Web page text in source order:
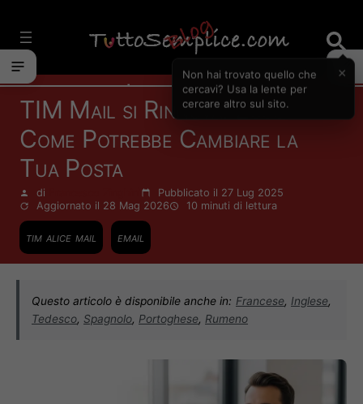
contenuto
Informatica
TIM Mail si Rinnova: Ecco
Come Potrebbe Cambiare la
Tua Posta
di
Pubblicato il 27 Lug 2025
Aggiornato il 28 Mag 2026
10 minuti di lettura
tim alice mail email
Questo articolo è disponibile anche in: Francese, Inglese,
Tedesco, Spagnolo, Portoghese, Rumeno
Non hai trovato quello che
cercavi? Usa la lente per
cercare altro sul sito.
×